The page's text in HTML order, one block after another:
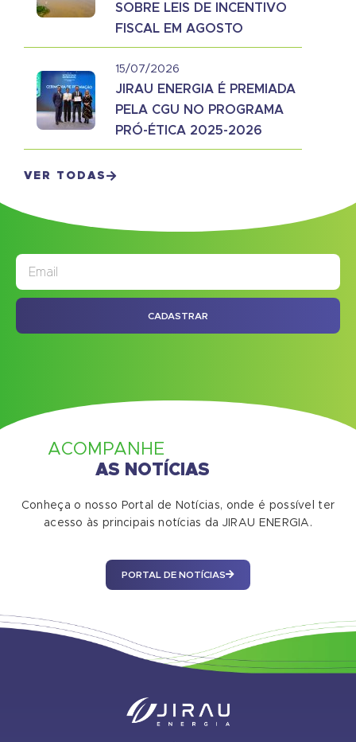
SOBRE LEIS DE INCENTIVO
FISCAL EM AGOSTO
15/07/2026
JIRAU ENERGIA É PREMIADA
PELA CGU NO PROGRAMA
PRÓ-ÉTICA 2025-2026
VER TODAS
CADASTRAR
ACOMPANHE
AS NOTÍCIAS
Conheça o nosso Portal de Notícias, onde é possível ter
acesso às principais notícias da JIRAU ENERGIA.
PORTAL DE NOTÍCIAS